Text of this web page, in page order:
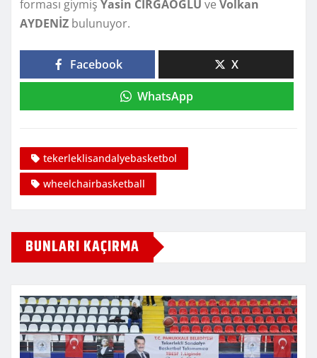
forması giymiş Yasin CIRGAOĞLU ve Volkan
AYDENİZ bulunuyor.
Facebook X
WhatsApp
tekerleklisandalyebasketbol
wheelchairbasketball
BUNLARI KAÇIRMA